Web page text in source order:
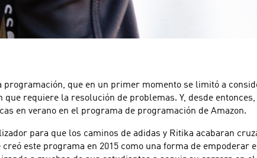
que en un primer momento se limitó a
requiere la resolución de problemas. Y, desde
en verano en el programa de programación de Amazon.
para que los caminos de adidas y Ritika acabaran
este programa en 2015 como una forma de empoderar